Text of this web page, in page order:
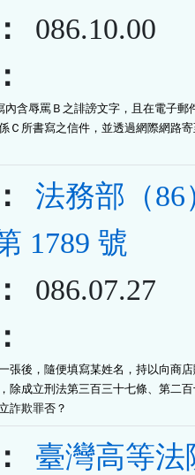
086.10.00
內含辱罵Ｂ之誹謗文字，且在電子郵
Ｃ所書寫之信件，並透過網際網路
法務部（86
1789 號
086.07.27
張後，隨便填寫某姓名，持以向商
除成立刑法第三百三十七條、第二
詐欺罪否？
臺灣高等法